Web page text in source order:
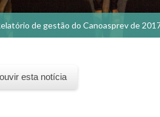
de gestão do Canoasprev de
esta notícia